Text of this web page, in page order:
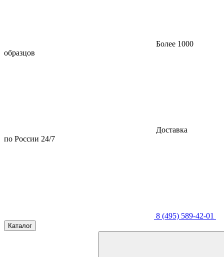
Более 1000
образцов
Доставка
по России 24/7
8 (495) 589-42-01
Каталог